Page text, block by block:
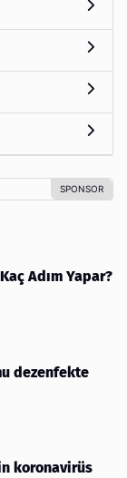
Adım Yapar?
dezenfekte
koronavirüs